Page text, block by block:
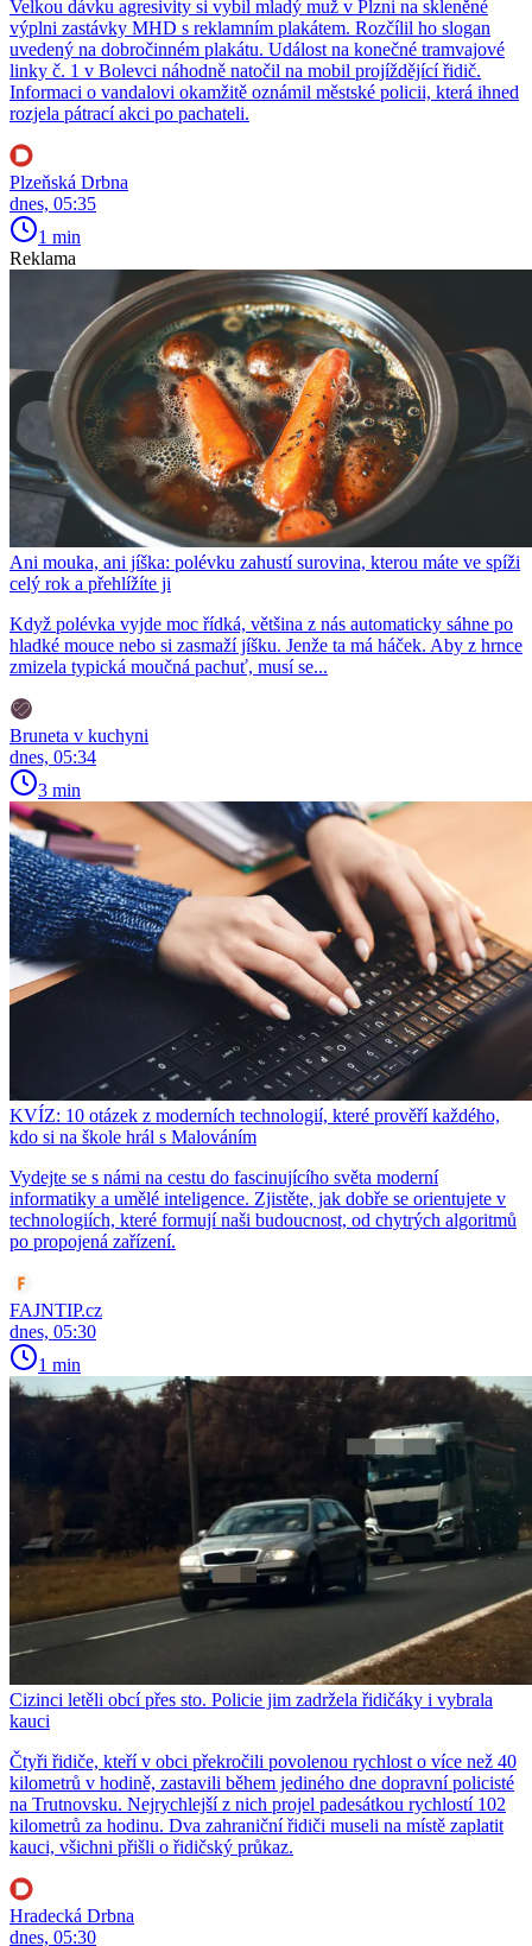
Velkou dávku agresivity si vybil mladý muž v Plzni na skleněné
výplni zastávky MHD s reklamním plakátem. Rozčílil ho slogan
uvedený na dobročinném plakátu. Událost na konečné tramvajové
linky č. 1 v Bolevci náhodně natočil na mobil projíždějící řidič.
Informaci o vandalovi okamžitě oznámil městské policii, která ihned
rozjela pátrací akci po pachateli.
Plzeňská Drbna
dnes, 05:35
1 min
Reklama
Ani mouka, ani jíška: polévku zahustí surovina, kterou máte ve spíži
celý rok a přehlížíte ji
Když polévka vyjde moc řídká, většina z nás automaticky sáhne po
hladké mouce nebo si zasmaží jíšku. Jenže ta má háček. Aby z hrnce
zmizela typická moučná pachuť, musí se...
Bruneta v kuchyni
dnes, 05:34
3 min
KVÍZ: 10 otázek z moderních technologií, které prověří každého,
kdo si na škole hrál s Malováním
Vydejte se s námi na cestu do fascinujícího světa moderní
informatiky a umělé inteligence. Zjistěte, jak dobře se orientujete v
technologiích, které formují naši budoucnost, od chytrých algoritmů
po propojená zařízení.
FAJNTIP.cz
dnes, 05:30
1 min
Cizinci letěli obcí přes sto. Policie jim zadržela řidičáky i vybrala
kauci
Čtyři řidiče, kteří v obci překročili povolenou rychlost o více než 40
kilometrů v hodině, zastavili během jediného dne dopravní policisté
na Trutnovsku. Nejrychlejší z nich projel padesátkou rychlostí 102
kilometrů za hodinu. Dva zahraniční řidiči museli na místě zaplatit
kauci, všichni přišli o řidičský průkaz.
Hradecká Drbna
dnes, 05:30